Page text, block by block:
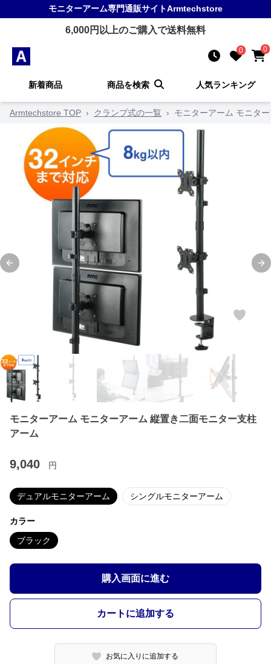
モニターアーム専門通販サイトArmtechstore
6,000円以上のご購入で送料無料
0 0
新着商品 商品を検索 人気ランキング
Armtechstore TOP › クランプ式の一覧 › モニターアーム モニタ
Previous slide
モニターアーム モニターアーム 縦置き二面モニター支柱
アーム
9,040 円
デュアルモニターアーム シングルモニターアーム
カラー
ブラック
購入画面に進む
カートに追加する
お気に入りに追加する